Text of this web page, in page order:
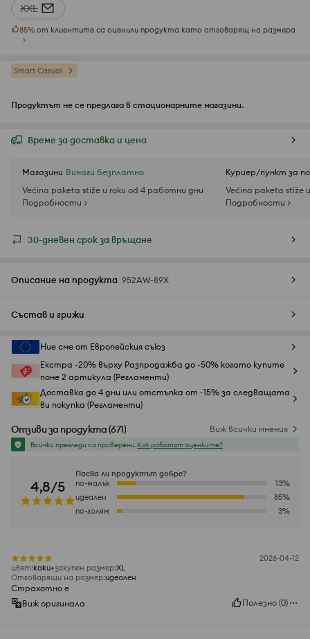
XXL
85%от клиентите са оценили продукта като отговарящ на размера
Smart Casual
Продуктът не се предлага в стационарните магазини.
Време за доставка и цена
Магазини Винаги безплатно
Većina paketa stiže u roku od 4 работни дни
Подробности >
Куриер/пункт за
Većina paketa stiže
Подробности >
30-дневен срок за връщане
Описание на продукта 952AW-89X
Състав и грижи
Ние сме от Европейския съюз
Екстра -20% върху Разпродажба до -50% когато купите
поне 2 артикула (Регламенти)
Доставка до 4 дни или отстъпка от -15% за следващата
ви покупка (Регламенти)
Отзиви за продукта(671) Виж всички мнения
Всички прегледи са проверени.Как работят оценките?
4,8/5
Пасва ли продуктът добре?
по-малък
13%
идеален
85%
по-голям
3%
2026-04-12
цвят:каки закупен размер:XL
Отговарящи на размер:идеален
Страхотно е
Виж оригинала
Полезно (0)